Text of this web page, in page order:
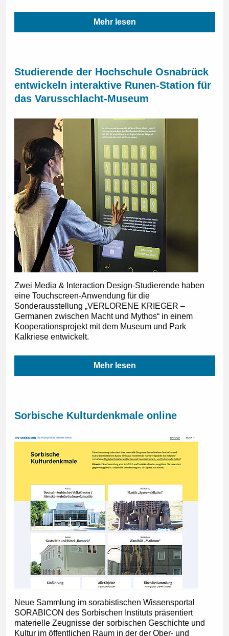
Mehr lesen
Studierende der Hochschule Osnabrück
entwickeln interaktive Runen-Station für
das Varusschlacht-Museum
Zwei Media & Interaction Design-Studierende haben
eine Touchscreen-Anwendung für die
Sonderausstellung „VERLORENE KRIEGER –
Germanen zwischen Macht und Mythos“ in einem
Kooperationsprojekt mit dem Museum und Park
Kalkriese entwickelt.
Mehr lesen
Sorbische Kulturdenkmale online
Neue Sammlung im sorabistischen Wissensportal
SORABICON des Sorbischen Instituts präsentiert
materielle Zeugnisse der sorbischen Geschichte und
Kultur im öffentlichen Raum in der der Ober- und